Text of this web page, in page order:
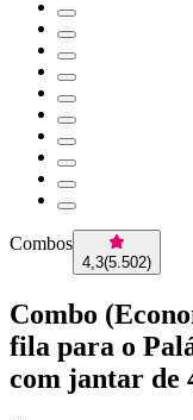
Combos
4,3(5.502)
Combo
fila para o
com jantar de